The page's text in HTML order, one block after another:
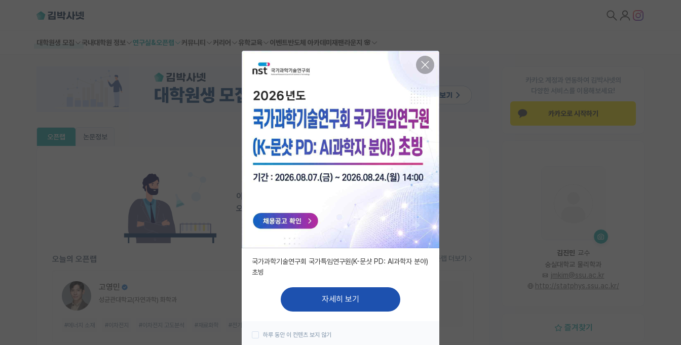
대학원생 모집 국내대학원 정보 연구실&오픈랩 커뮤니티 커리어 유학교육 이벤트반도체 아카데미 재팬라운지 🌸
오픈랩 논문정보
이 연구실은 아직 오픈랩 정보가
등록되지 않았습니다.
오픈랩이 등록된 연구실은 어떠신가요?
오늘의 오픈랩 오픈랩 더보기
고영민
성균관대학교(자연과학) 화학과
#에너지 소재 #이차전지 #이차전지 고도분석 #재료화학 #전기화학
지금 연구실 모집중이에요!
대학원생 박사후연구원
국가과학기술연구회 국가특임연구원(K-문샷 PD: AI과학자 분야)
초빙
자세히 보기
하루 동안 이 컨텐츠 보지 않기
카카오 계정과 연동하여 김박사넷의
다양한 서비스를 이용해보세요!
카카오로 시작하기
김진민 교수
숭실대학교 물리학과
jmkim@ssu.ac.kr
http://statphys.ssu.ac.kr/
즐겨찾기